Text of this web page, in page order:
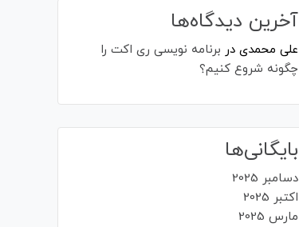
آخرین دیدگاه‌ها
علی محمدی در برنامه نویسی ری اکت را
چگونه شروع کنیم؟
بایگانی‌ها
دسامبر 2025
اکتبر 2025
مارس 2025